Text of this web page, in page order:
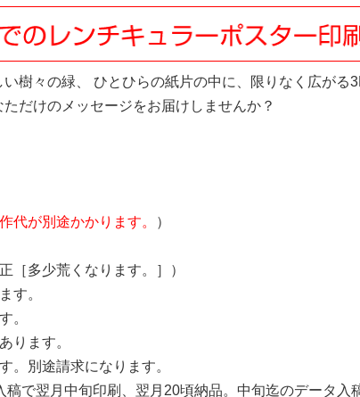
樹々の緑、 ひとひらの紙片の中に、限りなく広が
だけのメッセージをお届けしませんか？
代が別途かかります。
）
［多少荒くなります。］）
す。
。
ります。
。別途請求になります。
稿で翌月中旬印刷、翌月20頃納品。中旬迄のデータ